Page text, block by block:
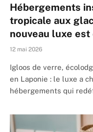
Hébergements
tropicale aux
nouveau luxe
12 mai 2026
Igloos de verre,
en Laponie : le luxe a
hébergements qui